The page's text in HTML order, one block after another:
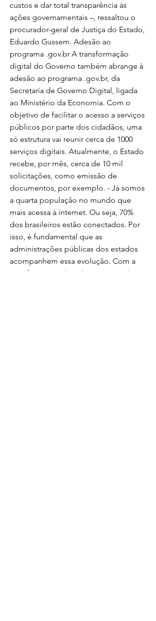
custos e dar total transparência às
ações governamentais –, ressaltou o
procurador-geral de Justiça do Estado,
Eduardo Gussem. Adesão ao
programa .gov.br A transformação
digital do Governo também abrange à
adesão ao programa .gov.br, da
Secretaria de Governo Digital, ligada
ao Ministério da Economia. Com o
objetivo de facilitar o acesso a serviços
públicos por parte dos cidadãos, uma
só estrutura vai reunir cerca de 1000
serviços digitais. Atualmente, o Estado
recebe, por mês, cerca de 10 mil
solicitações, como emissão de
documentos, por exemplo. - Já somos
a quarta população no mundo que
mais acessa à internet. Ou seja, 70%
dos brasileiros estão conectados. Por
isso, é fundamental que as
administrações públicas dos estados
acompanhem essa evolução. Com a
transformação digital, já é possível